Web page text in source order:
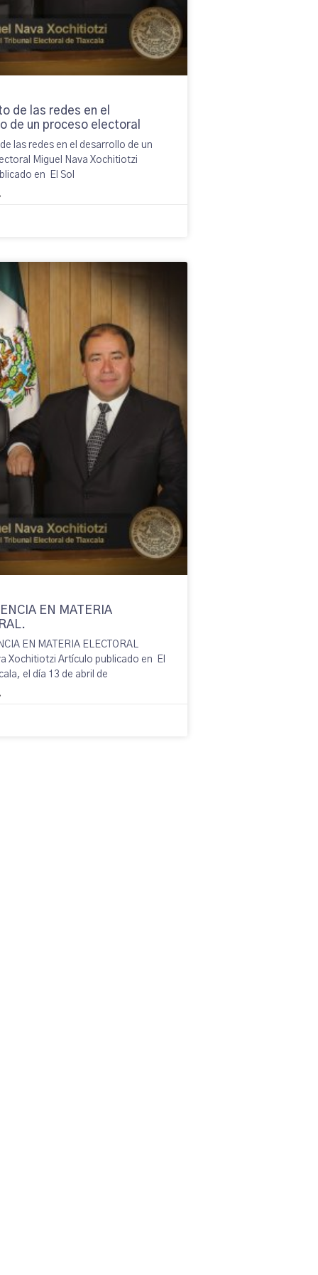
de las redes en el
de un proceso electoral
las redes en el desarrollo de un
Miguel Nava Xochitiotzi
en El Sol
EN MATERIA
EN MATERIA ELECTORAL
Xochitiotzi Artículo publicado en El
el día 13 de abril de